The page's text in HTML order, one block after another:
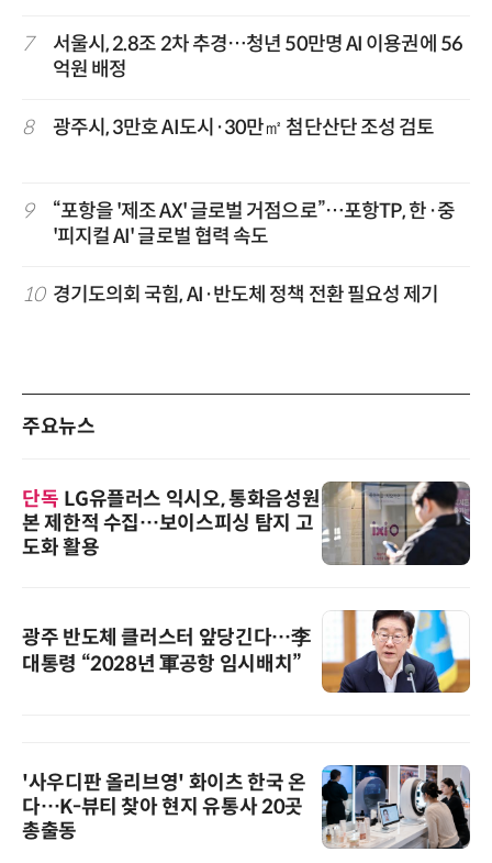
7
서울시, 2.8조 2차 추경…청년 50만명 AI 이용권에 56
억원 배정
8 광주시, 3만호 AI도시·30만㎡ 첨단산단 조성 검토
9
“포항을 '제조 AX' 글로벌 거점으로”…포항TP, 한·중
'피지컬 AI' 글로벌 협력 속도
10 경기도의회 국힘, AI·반도체 정책 전환 필요성 제기
주요뉴스
단독 LG유플러스 익시오, 통화음성원
본 제한적 수집…보이스피싱 탐지 고
도화 활용
광주 반도체 클러스터 앞당긴다…李
대통령 “2028년 軍공항 임시배치”
'사우디판 올리브영' 화이츠 한국 온
다…K-뷰티 찾아 현지 유통사 20곳
총출동